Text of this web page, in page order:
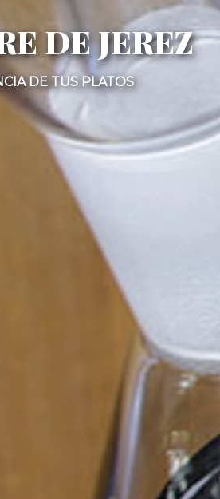
DE JEREZ
DE TUS PLATOS